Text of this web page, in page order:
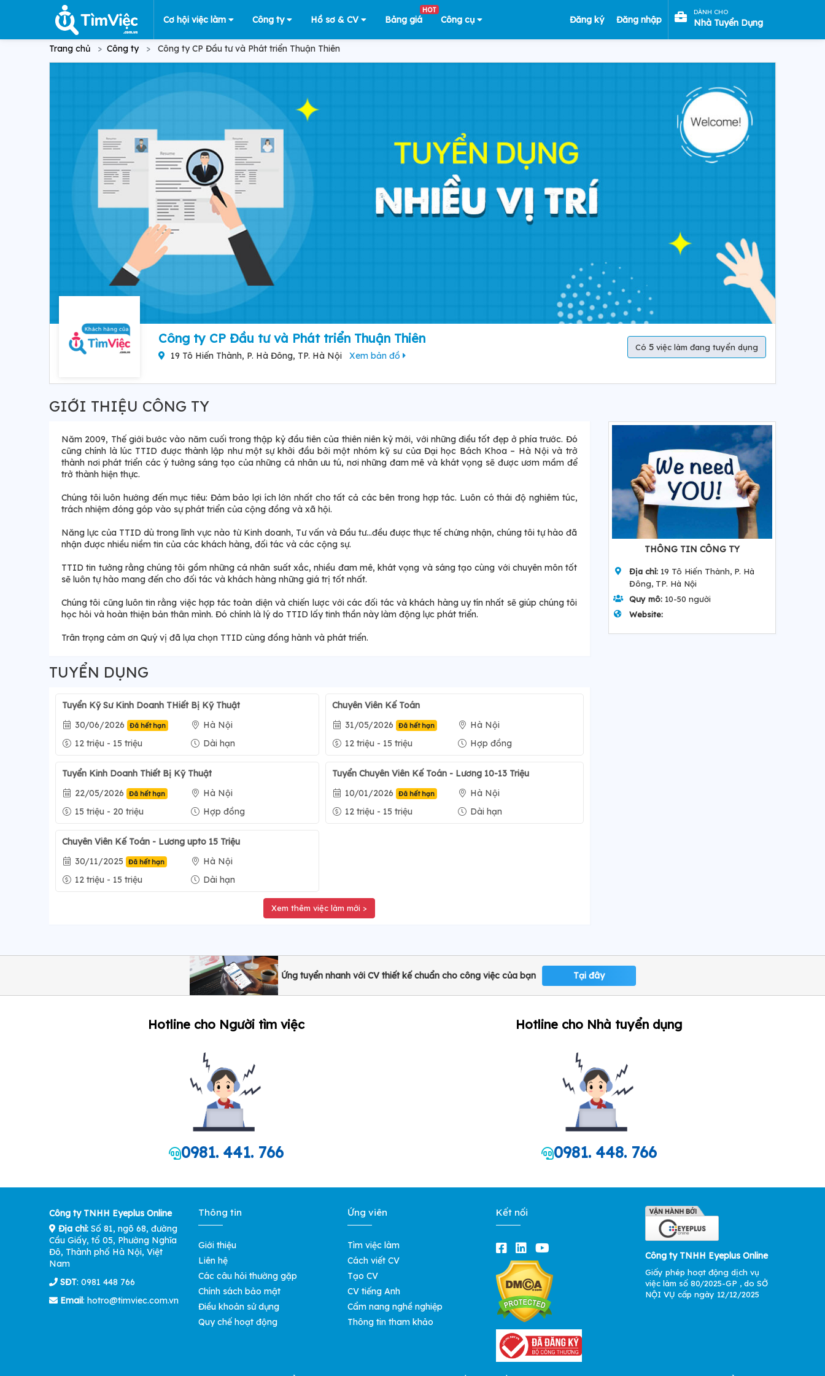
Cơ hội việc làm Công ty Hồ sơ & CV Bảng giá
HOT
Công cụ Đăng ký Đăng nhập
DÀNH CHO
Nhà Tuyển Dụng
Trang chủ Công ty Công ty CP Đầu tư và Phát triển Thuận Thiên
Công ty CP Đầu tư và Phát triển Thuận Thiên
19 Tô Hiến Thành, P. Hà Đông, TP. Hà Nội Xem bản đồ
Có 5 việc làm đang tuyển dụng
GIỚI THIỆU CÔNG TY
Năm 2009, Thế giới bước vào năm cuối trong thập kỷ đầu tiên của thiên niên kỷ mới, với những điều tốt đẹp ở phía trước. Đó
cũng chính là lúc TTID được thành lập như một sự khởi đầu bởi một nhóm kỹ sư của Đại học Bách Khoa – Hà Nội và trở
thành nơi phát triển các ý tưởng sáng tạo của những cá nhân ưu tú, nơi những đam mê và khát vọng sẽ được ươm mầm để
trở thành hiện thực.
Chúng tôi luôn hướng đến mục tiêu: Đảm bảo lợi ích lớn nhất cho tất cả các bên trong hợp tác. Luôn có thái độ nghiêm túc,
trách nhiệm đóng góp vào sự phát triển của cộng đồng và xã hội.
Năng lực của TTID dù trong lĩnh vực nào từ Kinh doanh, Tư vấn và Đầu tư...đều được thực tế chứng nhận, chúng tôi tự hào đã
nhận được nhiều niềm tin của các khách hàng, đối tác và các cộng sự.
TTID tin tưởng rằng chúng tôi gồm những cá nhân suất xắc, nhiều đam mê, khát vọng và sáng tạo cùng với chuyên môn tốt
sẽ luôn tự hào mang đến cho đối tác và khách hàng những giá trị tốt nhất.
Chúng tôi cũng luôn tin rằng việc hợp tác toàn diện và chiến lược với các đối tác và khách hàng uy tín nhất sẽ giúp chúng tôi
học hỏi và hoàn thiện bản thân mình. Đó chính là lý do TTID lấy tinh thần này làm động lực phát triển.
Trân trọng cảm ơn Quý vị đã lựa chọn TTID cùng đồng hành và phát triển.
TUYỂN DỤNG
Tuyển Kỹ Sư Kinh Doanh THiết Bị Kỹ Thuật
30/06/2026
Đã hết hạn
Hà Nội
12 triệu - 15 triệu
Dài hạn
Chuyên Viên Kế Toán
31/05/2026 Đã hết hạn
Hà Nội
12 triệu - 15 triệu
Hợp đồng
Tuyển Kinh Doanh Thiết Bị Kỹ Thuật
22/05/2026
Đã hết hạn
Hà Nội
15 triệu - 20 triệu
Hợp đồng
Tuyển Chuyên Viên Kế Toán - Lương 10-13 Triệu
10/01/2026 Đã hết hạn
Hà Nội
12 triệu - 15 triệu
Dài hạn
Chuyên Viên Kế Toán - Lương upto 15 Triệu
30/11/2025
Đã hết hạn
Hà Nội
12 triệu - 15 triệu
Dài hạn
Xem thêm việc làm mới >
THÔNG TIN CÔNG TY
Địa chỉ:19 Tô Hiến Thành, P. Hà
Đông, TP. Hà Nội
Quy mô:10-50 người
Website:
Ứng tuyển nhanh với CV thiết kế chuẩn cho công việc của bạn Tại đây
Hotline cho Người tìm việc
0981. 441. 766
Hotline cho Nhà tuyển dụng
0981. 448. 766
Công ty TNHH Eyeplus Online
Địa chỉ: Số 81, ngõ 68, đường
Cầu Giấy, tổ 05, Phường Nghĩa
Đô, Thành phố Hà Nội, Việt
Nam
SĐT: 0981 448 766
Email: hotro@timviec.com.vn
Thông tin
Giới thiệu
Liên hệ
Các câu hỏi thường gặp
Chính sách bảo mật
Điều khoản sử dụng
Quy chế hoạt động
Ứng viên
Tìm việc làm
Cách viết CV
Tạo CV
CV tiếng Anh
Cẩm nang nghề nghiệp
Thông tin tham khảo
Kết nối
Công ty TNHH Eyeplus Online
Giấy phép hoạt động dịch vụ
việc làm số 80/2025-GP , do SỞ
NỘI VỤ cấp ngày 12/12/2025